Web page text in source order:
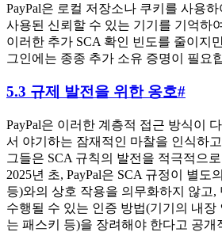
PayPal은 로컬 저장소나 쿠키를 사용
사용된 신뢰할 수 있는 기기를 기억하
이러한 추가 SCA 확인 빈도를 줄이지
그인에는 종종 추가 소유 증명이 필요
5.3 규제 발전을 위한 옹호#
PayPal은 이러한 계층적 접근 방식이
서 야기하는 잠재적인 마찰을 인식하
그들은 SCA 규칙의 발전을 적극적으
2025년 초, PayPal은 SCA 규정이 별도
등)와의 상호 작용을 의무화하지 않고,
수행될 수 있는 인증 방법(기기의 내장
는 패스키 등)을 장려해야 한다고 공개